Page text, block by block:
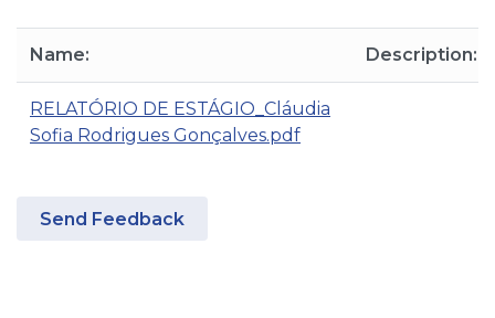
Name: Description:
RELATÓRIO DE ESTÁGIO_Cláudia
Sofia Rodrigues Gonçalves.pdf
Send Feedback